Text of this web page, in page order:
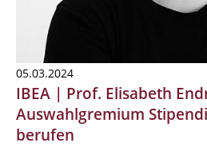
05.03.2024
IBEA | Prof. Elisabeth
Auswahlgremium
berufen